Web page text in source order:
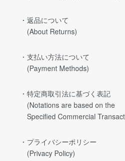
・返品について
(About Returns)
・支払い方法について
(Payment Methods)
・特定商取引法に基づく表記
(Notations are based on the
Specified Commercial
・プライバシーポリシー
(Privacy Policy)